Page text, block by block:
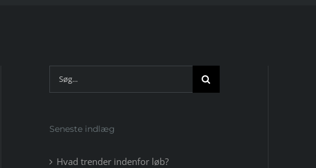
Søg
efter:
Seneste indlæg
Hvad trender indenfor løb?